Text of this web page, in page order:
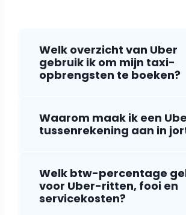
Welk overzicht van Uber
gebruik ik om mijn taxi-
opbrengsten te boeken?
Waarom maak ik een
tussenrekening aan in
Welk btw-percentage
voor Uber-ritten, fooi en
servicekosten?